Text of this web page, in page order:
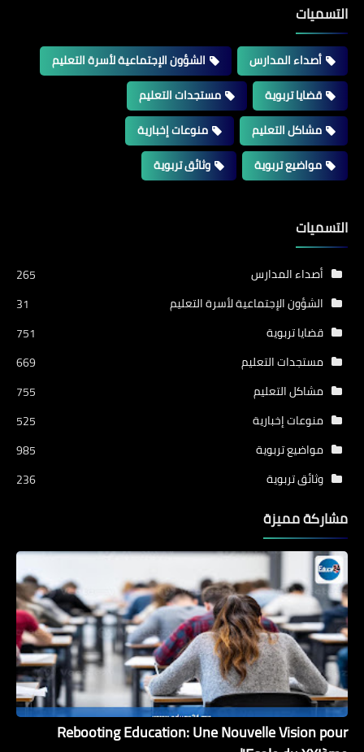
التسميات
أصداء المدارس
الشؤون الإجتماعية لأسرة التعليم
قضايا تربوية
مستجدات التعليم
مشاكل التعليم
منوعات إخبارية
مواضيع تربوية
وثائق تربوية
التسميات
أصداء المدارس
265
الشؤون الإجتماعية لأسرة التعليم
31
قضايا تربوية
751
مستجدات التعليم
669
مشاكل التعليم
755
منوعات إخبارية
525
مواضيع تربوية
985
وثائق تربوية
236
مشاركة مميزة
Rebooting Education: Une Nouvelle Vision pour